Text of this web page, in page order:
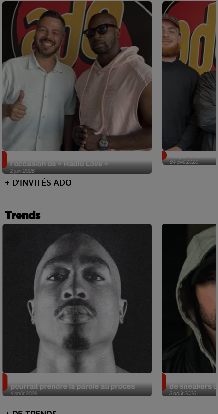
2 juin 2026
l'occasion de « Radio Love »
24 avril 2026
+ D'INVITÉS ADO
Trends
4 août 2026
pourrait prendre la parole au procès
3 août 2026
de sneakers